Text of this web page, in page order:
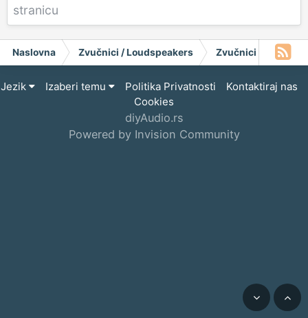
stranicu
Naslovna Zvučnici / Loudspeakers Zvučnici
Jezik Izaberi temu Politika Privatnosti
Kontaktiraj nas
Cookies
diyAudio.rs
Powered by Invision Community